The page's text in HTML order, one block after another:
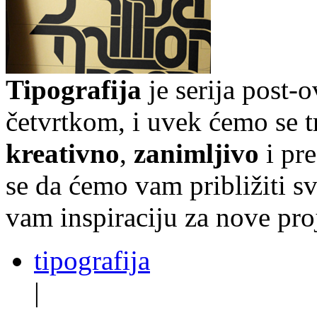
Tipografija je serija post-
četvrtkom, i uvek ćemo se
kreativno, zanimljivo i
se da ćemo vam približiti
vam inspiraciju za nove
tipografija
|